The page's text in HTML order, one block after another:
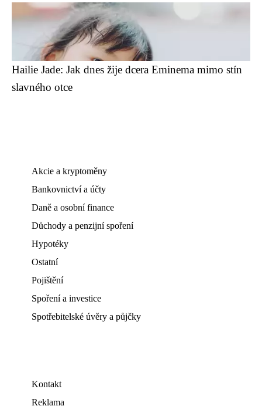
Hailie Jade: Jak dnes žije dcera Eminema mimo stín
slavného otce
Akcie a kryptoměny
Bankovnictví a účty
Daně a osobní finance
Důchody a penzijní spoření
Hypotéky
Ostatní
Pojištění
Spoření a investice
Spotřebitelské úvěry a půjčky
Kontakt
Reklama